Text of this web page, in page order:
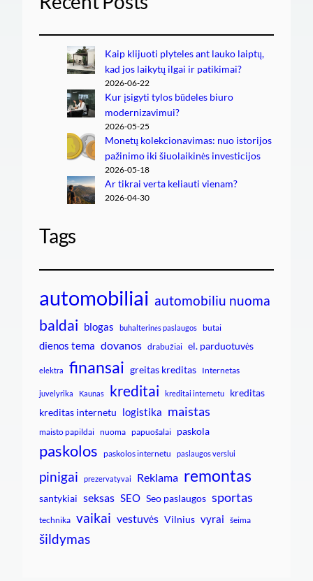
Kaip klijuoti plyteles ant lauko laiptų,
kad jos laikytų ilgai ir patikimai?
2026-06-22
Kur įsigyti tylos būdeles biuro
modernizavimui?
2026-05-25
Monetų kolekcionavimas: nuo istorijos
pažinimo iki šiuolaikinės investicijos
2026-05-18
Ar tikrai verta keliauti vienam?
2026-04-30
Tags
automobiliai automobiliu nuoma
baldai blogas buhalterinės paslaugos butai
dienos tema dovanos drabužiai el. parduotuvės
elektra finansai greitas kreditas Internetas
juvelyrika Kaunas kreditai kreditai internetu
kreditas
kreditas internetu logistika maistas
maisto papildai nuoma papuošalai paskola
paskolos paskolos internetu paslaugos verslui
pinigai prezervatyvai Reklama remontas
santykiai seksas SEO Seo paslaugos sportas
technika vaikai vestuvės Vilnius vyrai šeima
šildymas